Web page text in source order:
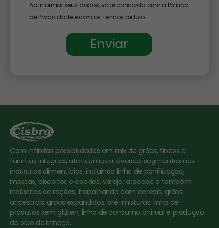
Ao informar seus dados, você concorda com a Política
de Privacidade e com os Termos de Uso.
Enviar
Com infinitas possibilidades em mix de grãos, flocos e
farinhas integrais, atendemos a diversos segmentos nas
indústrias alimentícias, incluindo linha de panificação,
massas, biscoitos e cookies, varejo, atacado e também
indústrias de rações, trabalhando com cereais, grãos
ancestrais, grãos expandidos, pré-misturas, linha de
produtos sem glúten, linha de consumo animal e produção
de óleo de linhaça.